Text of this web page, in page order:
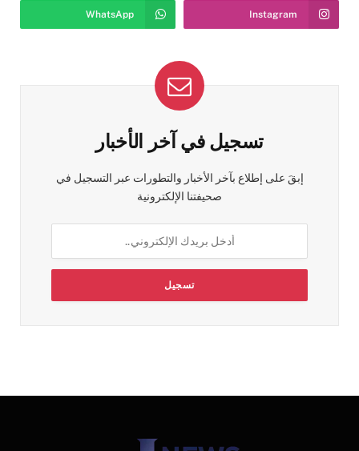
Instagram
WhatsApp
تسجيل في آخر الأخبار
إبقَ على إطلاع بآخر الأخبار والتطورات عبر التسجيل في
صحيفتنا الإلكترونية